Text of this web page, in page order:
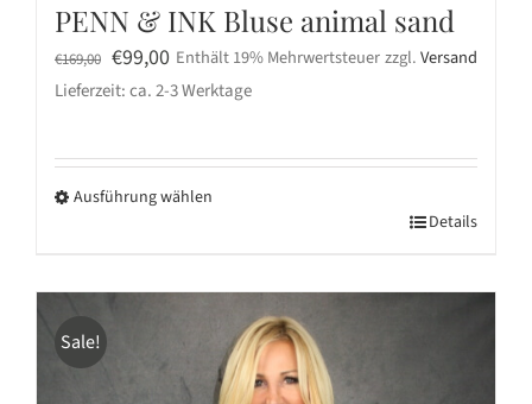
PENN & INK Bluse animal sand
€169,00 Ursprünglicher
Preis
€169,00
€99,00Aktueller
Preis
€99,00.
Enthält 19% Mehrwertsteuer zzgl.Versand
Lieferzeit: ca. 2-3 Werktage
Ausführung wählen
weist
mehrere
Varianten
Details
Sale!